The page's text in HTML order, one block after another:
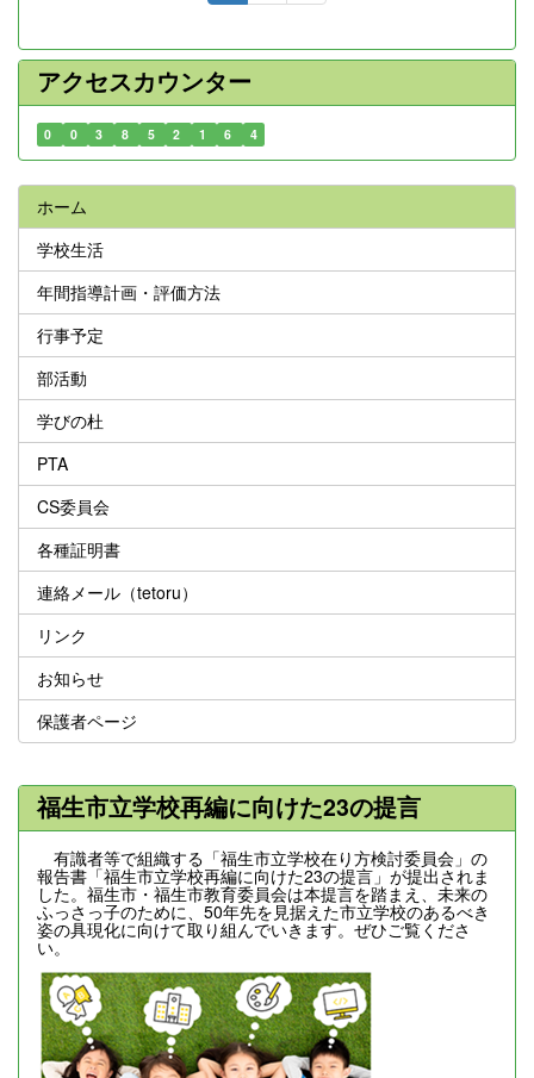
アクセスカウンター
0 0 3 8 5 2 1 6 4
ホーム
学校生活
年間指導計画・評価方法
行事予定
部活動
学びの杜
PTA
CS委員会
各種証明書
連絡メール（tetoru）
リンク
お知らせ
保護者ページ
福生市立学校再編に向けた23の提言
有識者等で組織する「福生市立学校在り方検討委員会」の
報告書「福生市立学校再編に向けた23の提言」が提出されま
した。福生市・福生市教育委員会は本提言を踏まえ、未来の
ふっさっ子のために、50年先を見据えた市立学校のあるべき
姿の具現化に向けて取り組んでいきます。ぜひご覧くださ
い。